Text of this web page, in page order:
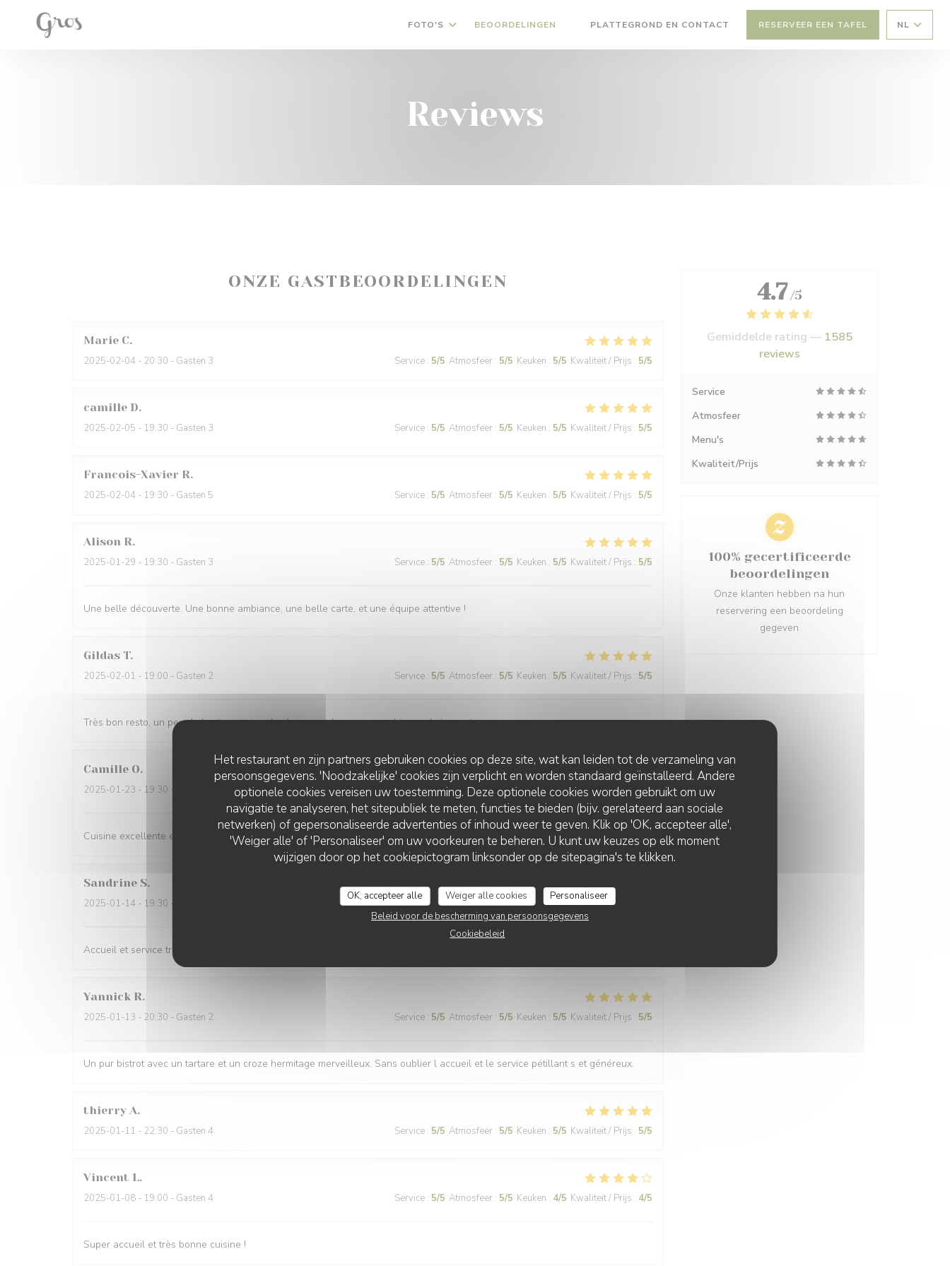
Cookies beheer paneel
Het restaurant en zijn partners gebruiken cookies op deze site, wat kan leiden tot de verzameling van
persoonsgegevens. 'Noodzakelijke' cookies zijn verplicht en worden standaard geïnstalleerd. Andere
optionele cookies vereisen uw toestemming. Deze optionele cookies worden gebruikt om uw
navigatie te analyseren, het sitepubliek te meten, functies te bieden (bijv. gerelateerd aan sociale
netwerken) of gepersonaliseerde advertenties of inhoud weer te geven. Klik op 'OK, accepteer alle',
'Weiger alle' of 'Personaliseer' om uw voorkeuren te beheren. U kunt uw keuzes op elk moment
wijzigen door op het cookiepictogram linksonder op de sitepagina's te klikken.
OK, accepteer alle Weiger alle cookies
Personaliseer
Beleid voor de bescherming van persoonsgegevens
Cookiebeleid
FOTO'S BEOORDELINGEN PLATTEGROND EN CONTACT RESERVEER EEN TAFEL NL
Reviews
ONZE GASTBEOORDELINGEN
Marie C
2025-02-04 - 20:30 - Gasten 3 Service : 5/5 Atmosfeer : 5/5 Keuken : 5/5 Kwaliteit / Prijs : 5/5
camille D
2025-02-05 - 19:30 - Gasten 3 Service : 5/5 Atmosfeer : 5/5 Keuken : 5/5 Kwaliteit / Prijs : 5/5
Francois-Xavier R
2025-02-04 - 19:30 - Gasten 5 Service : 5/5 Atmosfeer : 5/5 Keuken : 5/5 Kwaliteit / Prijs : 5/5
Alison R
2025-01-29 - 19:30 - Gasten 3 Service : 5/5 Atmosfeer : 5/5 Keuken : 5/5 Kwaliteit / Prijs : 5/5
Une belle découverte. Une bonne ambiance, une belle carte, et une équipe attentive !
Gildas T
2025-02-01 - 19:00 - Gasten 2 Service : 5/5 Atmosfeer : 5/5 Keuken : 5/5 Kwaliteit / Prijs : 5/5
Très bon resto, un peu de bruit mais rien de plus normal pour une ambiance de troquet.
Camille O
2025-01-23 - 19:30 - Gasten 3 Service:5/5 Atmosfeer: 5/5 Keuken :5/5 Kwaliteit / Prijs :5/5
Cuisine excellente et service parfait !
Sandrine S
2025-01-14 - 19:30 - Gasten 2 Service: /5 Atmosfeer:5/5 Keuken:5/5 Kwaliteit / Prijs
Accueil et service très sympathique, cuisine très bonne.
Yannick R
2025-01-13 - 20:30 - Gasten 2 Service : 5/5 Atmosfeer : 5/5 Keuken : 5/5 Kwaliteit / Prijs : 5/5
Un pur bistrot avec un tartare et un croze hermitage merveilleux. Sans oublier l accueil et le service pétillant s et généreux.
thierry A
2025-01-11 - 22:30 - Gasten 4 Service : 5/5 Atmosfeer : 5/5 Keuken : 5/5 Kwaliteit / Prijs : 5/5
Vincent L
2025-01-08 - 19:00 - Gasten 4 Service : 5/5 Atmosfeer : 5/5 Keuken : 4/5 Kwaliteit / Prijs : 4/5
Super accueil et très bonne cuisine !
4.7 /5
Gemiddelde rating — 1585
reviews
Service
Atmosfeer
Menu's
Kwaliteit/Prijs
100% gecertificeerde
beoordelingen
Onze klanten hebben na hun
reservering een beoordeling
gegeven